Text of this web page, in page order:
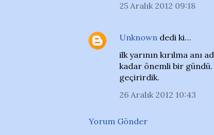
25 Aralık 2012 09:18
Unknown dedi ki…
ilk yarının kırılma anı
kadar önemli bir gündü.
geçirirdik.
26 Aralık 2012 10:43
Yorum Gönder